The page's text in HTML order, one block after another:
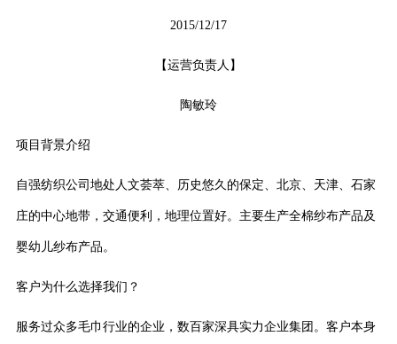
2015/12/17
【运营负责人】
陶敏玲
项目背景介绍
自强纺织公司地处人文荟萃、历史悠久的保定、北京、天津、石家
庄的中心地带，交通便利，地理位置好。主要生产全棉纱布产品及
婴幼儿纱布产品。
客户为什么选择我们？
服务过众多毛巾行业的企业，数百家深具实力企业集团。 客户本身